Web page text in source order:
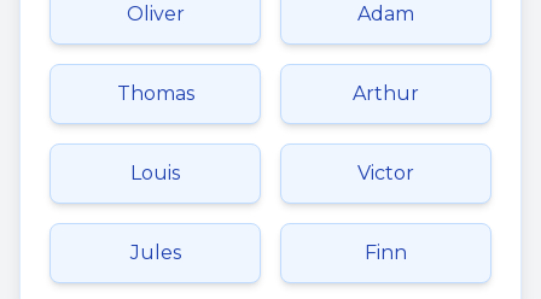
Oliver Adam
Thomas Arthur
Louis Victor
Jules Finn